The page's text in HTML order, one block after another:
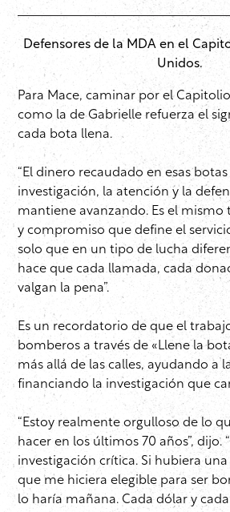
Defensores de la MDA en el
Unidos.
Para Mace, caminar por el
como la de Gabrielle refuerza el
cada bota llena.
“El dinero recaudado en esas
investigación, la atención y la
mantiene avanzando. Es el mismo
y compromiso que define el
solo que en un tipo de lucha
hace que cada llamada, cada
valgan la pena”.
Es un recordatorio de que el
bomberos a través de «Llene la
más allá de las calles, ayudando a
financiando la investigación que
“Estoy realmente orgulloso de lo
hacer en los últimos 70 años”, dijo.
investigación crítica. Si hubiera
que me hiciera elegible para ser
lo haría mañana. Cada dólar y